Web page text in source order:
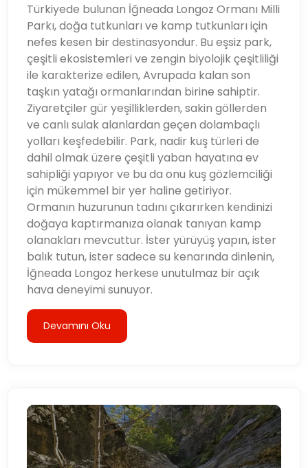
Türkiyede bulunan İğneada Longoz Ormanı Milli
Parkı, doğa tutkunları ve kamp tutkunları için
nefes kesen bir destinasyondur. Bu eşsiz park,
çeşitli ekosistemleri ve zengin biyolojik çeşitliliği
ile karakterize edilen, Avrupada kalan son
taşkın yatağı ormanlarından birine sahiptir.
Ziyaretçiler gür yeşilliklerden, sakin göllerden
ve canlı sulak alanlardan geçen dolambaçlı
yolları keşfedebilir. Park, nadir kuş türleri de
dahil olmak üzere çeşitli yaban hayatına ev
sahipliği yapıyor ve bu da onu kuş gözlemciliği
için mükemmel bir yer haline getiriyor.
Ormanın huzurunun tadını çıkarırken kendinizi
doğaya kaptırmanıza olanak tanıyan kamp
olanakları mevcuttur. İster yürüyüş yapın, ister
balık tutun, ister sadece su kenarında dinlenin,
İğneada Longoz herkese unutulmaz bir açık
hava deneyimi sunuyor.
Devamını Oku